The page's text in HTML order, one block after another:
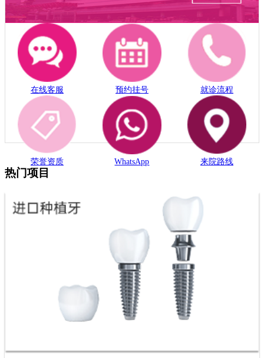
在线客服 预约挂号 就诊流程
荣誉资质 WhatsApp 来院路线
热门项目